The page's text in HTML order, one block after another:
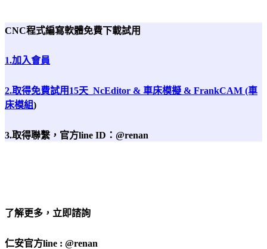
CNC程式編寫軟體免費下載試用
1.加入會員
2.取得免費試用15天_NcEditor & 車床模擬 & FrankCAM (車
床模組)
3.取得聯繫，官方line ID：@renan
了解更多，立即諮詢
仁安官方line : @renan